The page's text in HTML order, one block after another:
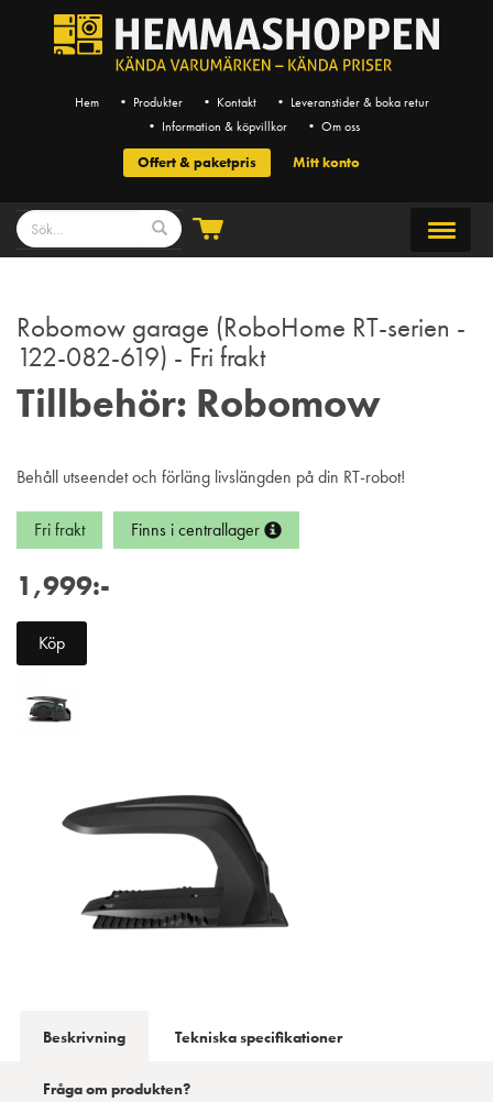
Hem • Produkter • Kontakt
• Leveranstider & boka retur
• Information & köpvillkor
• Om oss
Offert & paketpris Mitt konto
Robomow garage (RoboHome RT-serien -
122-082-619) - Fri frakt
Tillbehör: Robomow
Behåll utseendet och förläng livslängden på din RT-robot!
Fri frakt Finns i centrallager
1,999:-
Köp
Beskrivning Tekniska specifikationer
Fråga om produkten?